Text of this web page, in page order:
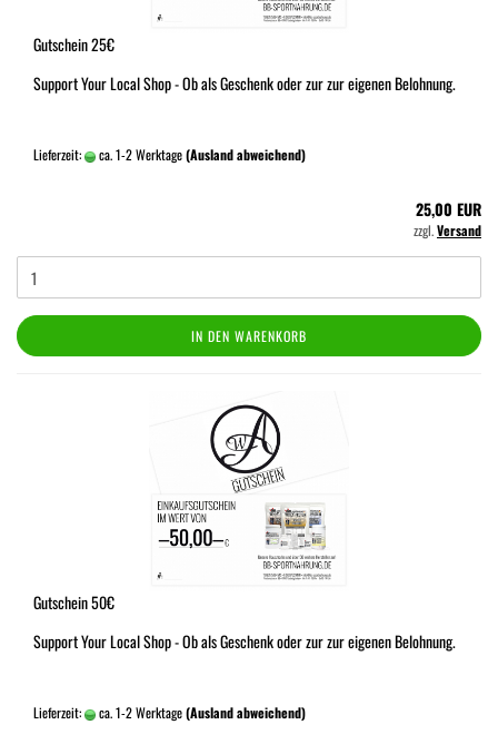
Gutschein 25€
Support Your Local Shop - Ob als Geschenk oder zur zur eigenen Belohnung.
Lieferzeit: ca. 1-2 Werktage(Ausland abweichend)
25,00 EUR
zzgl.Versand
IN DEN WARENKORB
Gutschein 50€
Support Your Local Shop - Ob als Geschenk oder zur zur eigenen Belohnung.
Lieferzeit: ca. 1-2 Werktage(Ausland abweichend)